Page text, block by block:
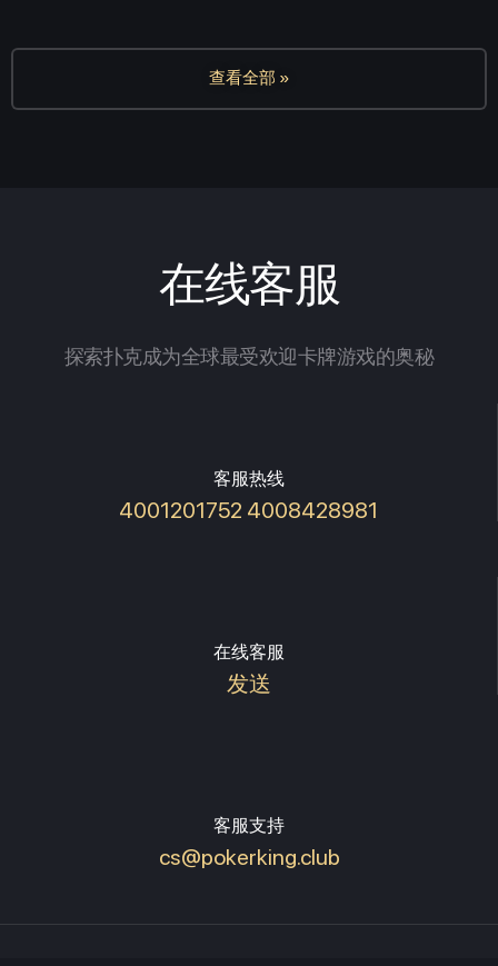
查看全部 »
在线客服
探索扑克成为全球最受欢迎卡牌游戏的奥秘
客服热线
4001201752 4008428981
在线客服
发送
客服支持
cs@pokerking.club